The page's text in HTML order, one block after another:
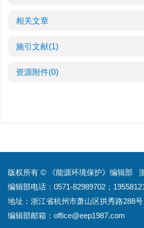
相关文章
施引文献(1)
资源附件(0)
版权所有 © 《能源环境保护》编辑部
编辑部电话：0571-82989702；
地址：浙江省杭州市萧山区拱秀路288号
编辑部邮箱： office@eep1987.com